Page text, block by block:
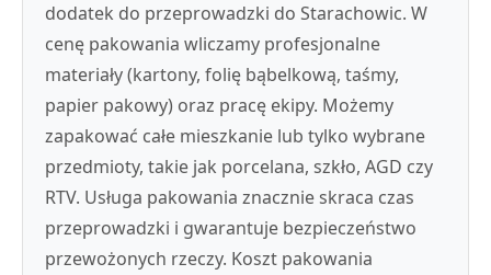
dodatek do przeprowadzki do Starachowic. W
cenę pakowania wliczamy profesjonalne
materiały (kartony, folię bąbelkową, taśmy,
papier pakowy) oraz pracę ekipy. Możemy
zapakować całe mieszkanie lub tylko wybrane
przedmioty, takie jak porcelana, szkło, AGD czy
RTV. Usługa pakowania znacznie skraca czas
przeprowadzki i gwarantuje bezpieczeństwo
przewożonych rzeczy. Koszt pakowania